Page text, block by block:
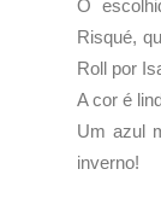
O
Risqué,
Roll por
A cor é
Um azul
inverno!